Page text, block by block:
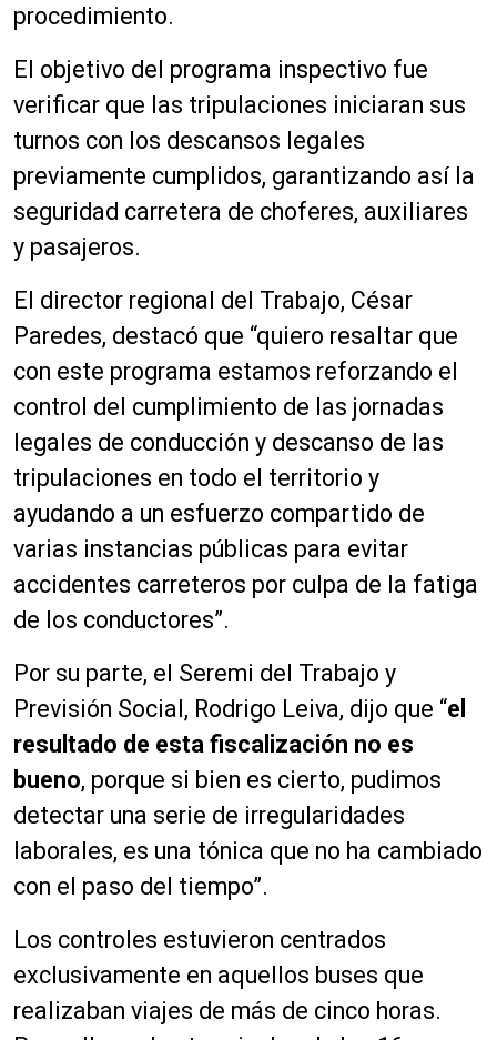
procedimiento.
El objetivo del programa inspectivo fue
verificar que las tripulaciones iniciaran sus
turnos con los descansos legales
previamente cumplidos, garantizando así la
seguridad carretera de choferes, auxiliares
y pasajeros.
El director regional del Trabajo, César
Paredes, destacó que “quiero resaltar que
con este programa estamos reforzando el
control del cumplimiento de las jornadas
legales de conducción y descanso de las
tripulaciones en todo el territorio y
ayudando a un esfuerzo compartido de
varias instancias públicas para evitar
accidentes carreteros por culpa de la fatiga
de los conductores”.
Por su parte, el Seremi del Trabajo y
Previsión Social, Rodrigo Leiva, dijo que “el
resultado de esta fiscalización no es
bueno, porque si bien es cierto, pudimos
detectar una serie de irregularidades
laborales, es una tónica que no ha cambiado
con el paso del tiempo”.
Los controles estuvieron centrados
exclusivamente en aquellos buses que
realizaban viajes de más de cinco horas.